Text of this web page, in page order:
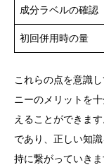
成分ラベルの確認
初回併用時の量
これらの点を意識
ニーのメリットを
えることができま
であり、正しい知
持に繋がっていきま